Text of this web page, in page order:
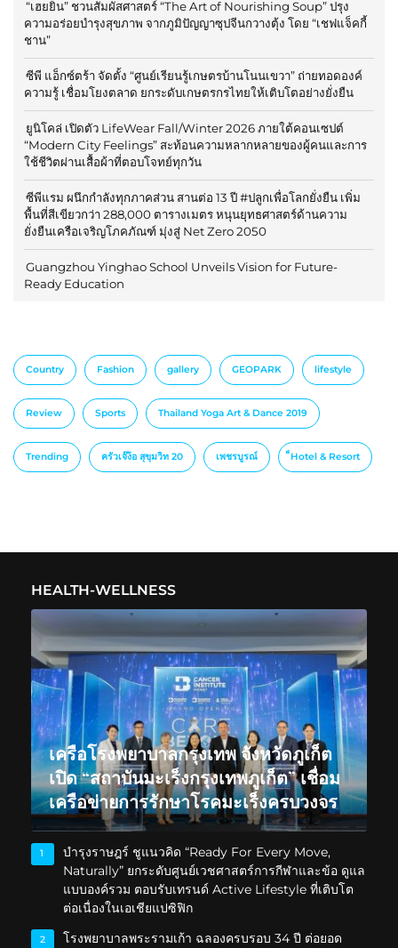
“เฮยยิน” ชวนสัมผัสศาสตร์ “The Art of Nourishing Soup” ปรุง
ความอร่อยบำรุงสุขภาพ จากภูมิปัญญาซุปจีนกวางตุ้ง โดย “เชฟแจ็คกี้
ชาน”
ซีพี แอ็กซ์ตร้า จัดตั้ง “ศูนย์เรียนรู้เกษตรบ้านโนนเขวา” ถ่ายทอดองค์
ความรู้ เชื่อมโยงตลาด ยกระดับเกษตรกรไทยให้เติบโตอย่างยั่งยืน
ยูนิโคล่ เปิดตัว LifeWear Fall/Winter 2026 ภายใต้คอนเซปต์
“Modern City Feelings” สะท้อนความหลากหลายของผู้คนและการ
ใช้ชีวิตผ่านเสื้อผ้าที่ตอบโจทย์ทุกวัน
ซีพีแรม ผนึกกำลังทุกภาคส่วน สานต่อ 13 ปี #ปลูกเพื่อโลกยั่งยืน เพิ่ม
พื้นที่สีเขียวกว่า 288,000 ตารางเมตร หนุนยุทธศาสตร์ด้านความ
ยั่งยืนเครือเจริญโภคภัณฑ์ มุ่งสู่ Net Zero 2050
Guangzhou Yinghao School Unveils Vision for Future-
Ready Education
Country Fashion gallery GEOPARK lifestyle
Review Sports Thailand Yoga Art & Dance 2019
Trending ครัวเจ๊ง้อ สุขุมวิท 20 เพชรบูรณ์ ็Hotel & Resort
HEALTH-WELLNESS
เครือโรงพยาบาลกรุงเทพ จังหวัดภูเก็ต
เปิด “สถาบันมะเร็งกรุงเทพภูเก็ต” เชื่อม
เครือข่ายการรักษาโรคมะเร็งครบวงจร
1
บำรุงราษฎร์ ชูแนวคิด “Ready For Every Move,
Naturally” ยกระดับศูนย์เวชศาสตร์การกีฬาและข้อ ดูแล
แบบองค์รวม ตอบรับเทรนด์ Active Lifestyle ที่เติบโต
ต่อเนื่องในเอเชียแปซิฟิก
2
โรงพยาบาลพระรามเก้า ฉลองครบรอบ 34 ปี ต่อยอด